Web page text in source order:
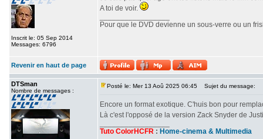
Inscrit le: 05 Sep 2014
Messages: 6796
A toi de voir.
Pour que le DVD devienne un sous-verre ou un
Revenir en haut de page
DTSman
Nombre de messages :
Posté le: Mer 13 Aoû 2025 06:45 Sujet du message:
Encore un format exotique. C'huis bon pour
Là c'est l'opposé de la version Zack Snyder de
Tuto ColorHCFR : Home-cinema & Multimedia